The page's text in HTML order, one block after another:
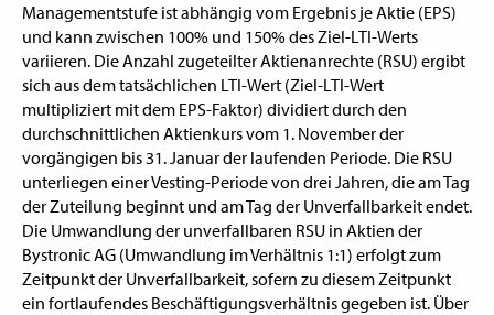
Managementstufe ist abhängig vom Ergebnis je Aktie (EPS)
und kann zwischen 100% und 150% des Ziel-LTI-Werts
variieren. Die Anzahl zugeteilter Aktienanrechte (RSU) ergibt
sich aus dem tatsächlichen LTI-Wert (Ziel-LTI-Wert
multipliziert mit dem EPS-Faktor) dividiert durch den
durchschnittlichen Aktienkurs vom 1. November der
vorgängigen bis 31. Januar der laufenden Periode. Die RSU
unterliegen einer Vesting-Periode von drei Jahren, die am Tag
der Zuteilung beginnt und am Tag der Unverfallbarkeit endet.
Die Umwandlung der unverfallbaren RSU in Aktien der
Bystronic AG (Umwandlung im Verhältnis 1:1) erfolgt zum
Zeitpunkt der Unverfallbarkeit, sofern zu diesem Zeitpunkt
ein fortlaufendes Beschäftigungsverhältnis gegeben ist. Über